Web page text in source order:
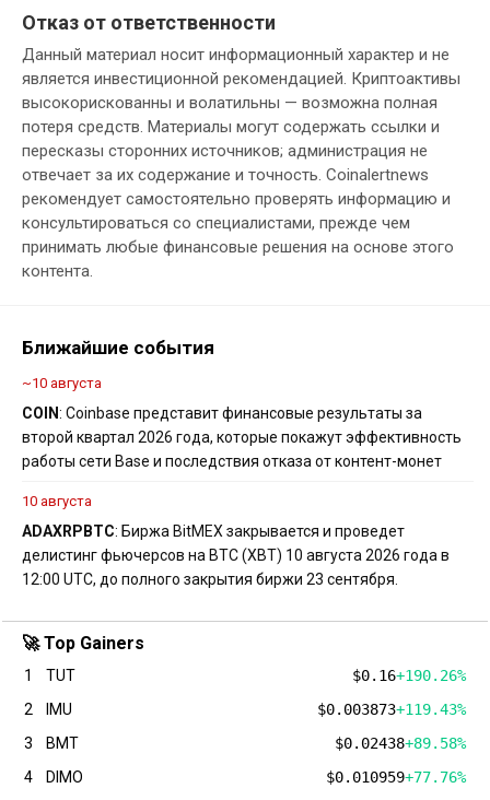
Отказ от ответственности
Данный материал носит информационный характер и не
является инвестиционной рекомендацией. Криптоактивы
высокорискованны и волатильны — возможна полная
потеря средств. Материалы могут содержать ссылки и
пересказы сторонних источников; администрация не
отвечает за их содержание и точность. Coinalertnews
рекомендует самостоятельно проверять информацию и
консультироваться со специалистами, прежде чем
принимать любые финансовые решения на основе этого
контента.
Ближайшие события
~10 августа
COIN: Coinbase представит финансовые результаты за
второй квартал 2026 года, которые покажут эффективность
работы сети Base и последствия отказа от контент-монет
10 августа
ADAXRPBTC: Биржа BitMEX закрывается и проведет
делистинг фьючерсов на BTC (XBT) 10 августа 2026 года в
12:00 UTC, до полного закрытия биржи 23 сентября.
🚀 Top Gainers
1 TUT $0.16+190.26%
2
IMU $0.003873+119.43%
3
BMT $0.02438+89.58%
4
DIMO $0.010959+77.76%